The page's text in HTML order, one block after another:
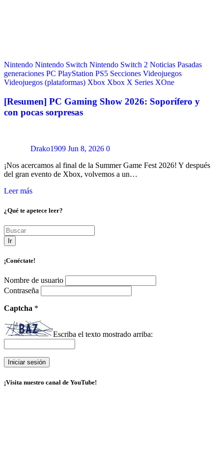
Nintendo Nintendo Switch Nintendo Switch 2 Noticias Pasadas
generaciones PC PlayStation PS5 Secciones Videojuegos
Videojuegos (plataformas) Xbox Xbox X Series XOne
[Resumen] PC Gaming Show 2026: Soporífero y
con pocas sorpresas
Drako1909 Jun 8, 2026 0
¡Nos acercamos al final de la Summer Game Fest 2026! Y después
del gran evento de Xbox, volvemos a un…
Leer más
¿Qué te apetece leer?
Ir
¡Conéctate!
Nombre de usuario
Contraseña
Captcha *
Escriba el texto mostrado arriba:
¡Visita nuestro canal de YouTube!